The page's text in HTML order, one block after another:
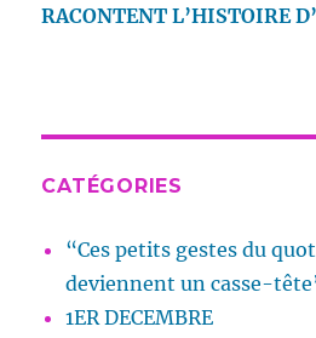
RACONTENT L’HISTOIRE
CATÉGORIES
“Ces petits gestes du
deviennent un casse-
1ER DECEMBRE